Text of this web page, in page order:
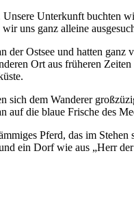
Unterkunft buchten
uns ganz alleine
Ostsee und hatten
Ort aus früheren
dem Wanderer
auf die blaue Frische des
Pferd, das im
ein Dorf wie aus „Herr